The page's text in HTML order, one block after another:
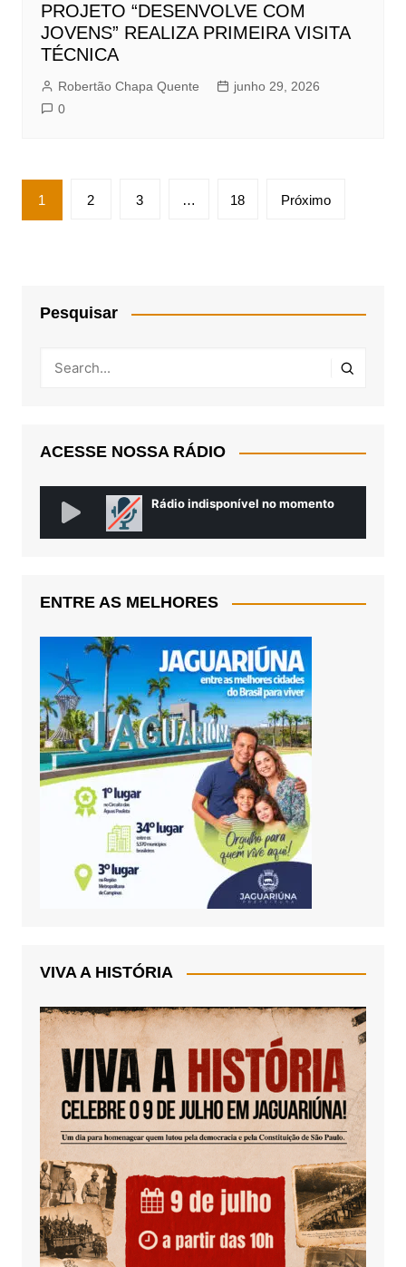
PROJETO “DESENVOLVE COM
JOVENS” REALIZA PRIMEIRA VISITA
TÉCNICA
Robertão Chapa Quente
junho 29, 2026
0
Paginação
de
1 2 3 … 18 Próximo
Pesquisar
ACESSE NOSSA RÁDIO
ENTRE AS MELHORES
VIVA A HISTÓRIA